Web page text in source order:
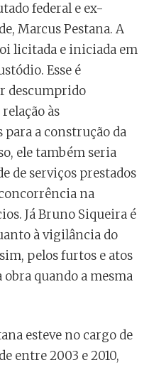
federal e ex-
Marcus Pestana. A
licitada e iniciada em
Esse é
descumprido
às
para a construção da
ele também seria
de serviços prestados
na
Já Bruno Siqueira é
à vigilância do
pelos furtos e atos
quando a mesma
esteve no cargo de
entre 2003 e 2010,